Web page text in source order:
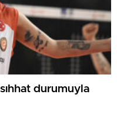
durumuyla